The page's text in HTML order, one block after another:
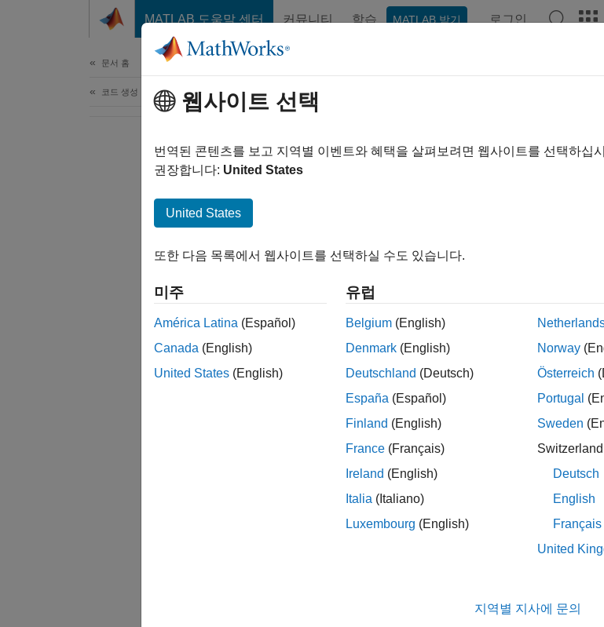
MATLAB 도움말 센터 커뮤니티 학습 MATLAB 받기 로그인
문서 홈
코드 생성
이 페이지
웹사이트 선택
번역된 콘텐츠를 보고 지역별 이벤트와 혜택을 살펴보려면 웹사이트를 선택하십
권장합니다: United States
United States
또한 다음 목록에서 웹사이트를 선택하실 수도 있습니다.
미주
América Latina (Español)
Canada (English)
United States (English)
유럽
Belgium (English)
Denmark (English)
Deutschland (Deutsch)
España (Español)
Finland (English)
France (Français)
Ireland (English)
Italia (Italiano)
Luxembourg (English)
Norway
Österreich
Portugal
Sweden
Switzerland
Deutsch
English
Français
United
지역별 지사에 문의